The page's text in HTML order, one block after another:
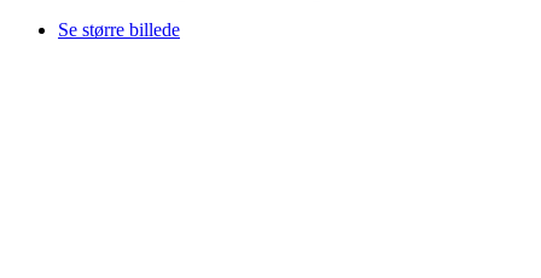
Se større billede